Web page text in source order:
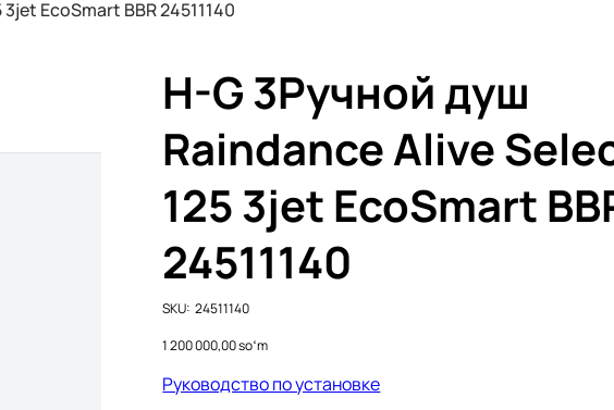
EcoSmart BBR 24511140
H-G 3Ручной душ
Raindance Alive
125 3jet EcoSmart
24511140
SKU: SKU
24511140
24511140
Price
1 200 000,00 soʻm
Руководство по установке